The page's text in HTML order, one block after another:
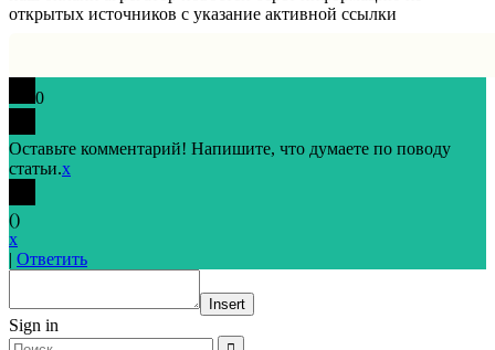
открытых источников с указание активной ссылки
0
Оставьте комментарий! Напишите, что думаете по поводу
статьи.x
()
x
| Ответить
Insert
Sign in